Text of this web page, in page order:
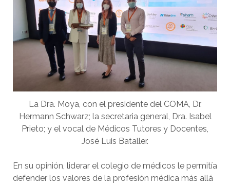
La Dra. Moya, con el presidente del COMA, Dr.
Hermann Schwarz; la secretaria general, Dra. Isabel
Prieto; y el vocal de Médicos Tutores y Docentes,
José Luis Bataller.
En su opinión, liderar el colegio de médicos le permitía
defender los valores de la profesión médica más allá